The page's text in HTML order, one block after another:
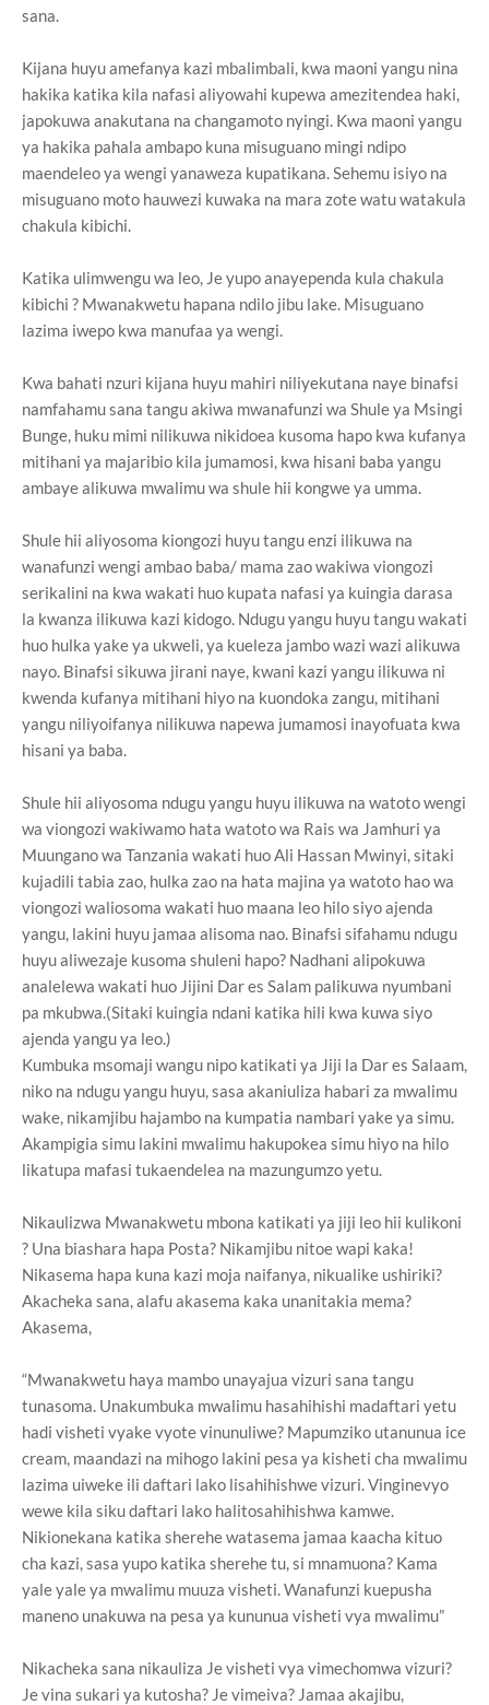
sana.
Kijana huyu amefanya kazi mbalimbali, kwa maoni yangu nina
hakika katika kila nafasi aliyowahi kupewa amezitendea haki,
japokuwa anakutana na changamoto nyingi. Kwa maoni yangu
ya hakika pahala ambapo kuna misuguano mingi ndipo
maendeleo ya wengi yanaweza kupatikana. Sehemu isiyo na
misuguano moto hauwezi kuwaka na mara zote watu watakula
chakula kibichi.
Katika ulimwengu wa leo, Je yupo anayependa kula chakula
kibichi ? Mwanakwetu hapana ndilo jibu lake. Misuguano
lazima iwepo kwa manufaa ya wengi.
Kwa bahati nzuri kijana huyu mahiri niliyekutana naye binafsi
namfahamu sana tangu akiwa mwanafunzi wa Shule ya Msingi
Bunge, huku mimi nilikuwa nikidoea kusoma hapo kwa kufanya
mitihani ya majaribio kila jumamosi, kwa hisani baba yangu
ambaye alikuwa mwalimu wa shule hii kongwe ya umma.
Shule hii aliyosoma kiongozi huyu tangu enzi ilikuwa na
wanafunzi wengi ambao baba/ mama zao wakiwa viongozi
serikalini na kwa wakati huo kupata nafasi ya kuingia darasa
la kwanza ilikuwa kazi kidogo. Ndugu yangu huyu tangu wakati
huo hulka yake ya ukweli, ya kueleza jambo wazi wazi alikuwa
nayo. Binafsi sikuwa jirani naye, kwani kazi yangu ilikuwa ni
kwenda kufanya mitihani hiyo na kuondoka zangu, mitihani
yangu niliyoifanya nilikuwa napewa jumamosi inayofuata kwa
hisani ya baba.
Shule hii aliyosoma ndugu yangu huyu ilikuwa na watoto wengi
wa viongozi wakiwamo hata watoto wa Rais wa Jamhuri ya
Muungano wa Tanzania wakati huo Ali Hassan Mwinyi, sitaki
kujadili tabia zao, hulka zao na hata majina ya watoto hao wa
viongozi waliosoma wakati huo maana leo hilo siyo ajenda
yangu, lakini huyu jamaa alisoma nao. Binafsi sifahamu ndugu
huyu aliwezaje kusoma shuleni hapo? Nadhani alipokuwa
analelewa wakati huo Jijini Dar es Salam palikuwa nyumbani
pa mkubwa.(Sitaki kuingia ndani katika hili kwa kuwa siyo
ajenda yangu ya leo.)
Kumbuka msomaji wangu nipo katikati ya Jiji la Dar es Salaam,
niko na ndugu yangu huyu, sasa akaniuliza habari za mwalimu
wake, nikamjibu hajambo na kumpatia nambari yake ya simu.
Akampigia simu lakini mwalimu hakupokea simu hiyo na hilo
likatupa mafasi tukaendelea na mazungumzo yetu.
Nikaulizwa Mwanakwetu mbona katikati ya jiji leo hii kulikoni
? Una biashara hapa Posta? Nikamjibu nitoe wapi kaka!
Nikasema hapa kuna kazi moja naifanya, nikualike ushiriki?
Akacheka sana, alafu akasema kaka unanitakia mema?
Akasema,
“Mwanakwetu haya mambo unayajua vizuri sana tangu
tunasoma. Unakumbuka mwalimu hasahihishi madaftari yetu
hadi visheti vyake vyote vinunuliwe? Mapumziko utanunua ice
cream, maandazi na mihogo lakini pesa ya kisheti cha mwalimu
lazima uiweke ili daftari lako lisahihishwe vizuri. Vinginevyo
wewe kila siku daftari lako halitosahihishwa kamwe.
Nikionekana katika sherehe watasema jamaa kaacha kituo
cha kazi, sasa yupo katika sherehe tu, si mnamuona? Kama
yale yale ya mwalimu muuza visheti. Wanafunzi kuepusha
maneno unakuwa na pesa ya kununua visheti vya mwalimu”
Nikacheka sana nikauliza Je visheti vya vimechomwa vizuri?
Je vina sukari ya kutosha? Je vimeiva? Jamaa akajibu,